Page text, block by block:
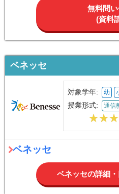
無料問
(資料
ベネッセ
対象学年: 幼
授業形式: 通信
ベネッセ
ベネッセの詳細